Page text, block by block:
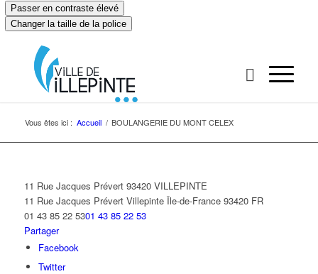
Passer en contraste élevé
Changer la taille de la police
Vous êtes ici : Accueil / BOULANGERIE DU MONT CELEX
11 Rue Jacques Prévert 93420 VILLEPINTE
11 Rue Jacques Prévert Villepinte Île-de-France 93420 FR
01 43 85 22 5301 43 85 22 53
Partager
Facebook
Twitter